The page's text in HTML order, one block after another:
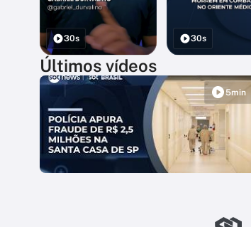
30s 30s
Últimos vídeos
5min